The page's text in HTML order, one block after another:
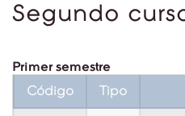
Segundo
Primer semestre
Código
Tipo